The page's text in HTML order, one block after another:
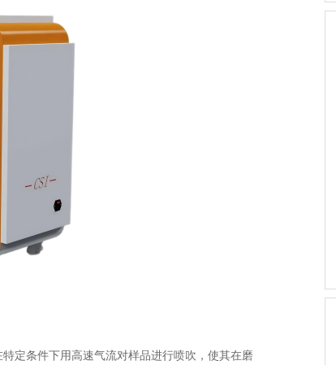
定条件下用高速气流对样品进行喷吹，使其在磨